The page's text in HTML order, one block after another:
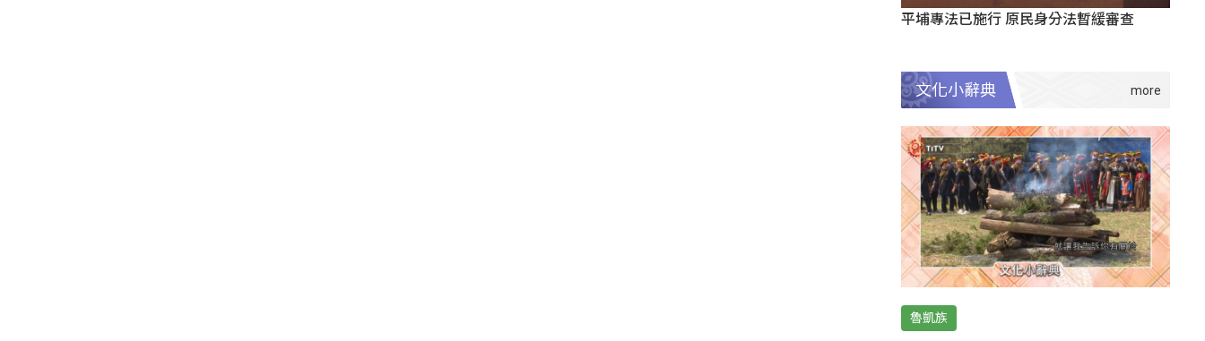
平埔專法已施行 原民身分法暫緩審查
文化小辭典
魯凱族